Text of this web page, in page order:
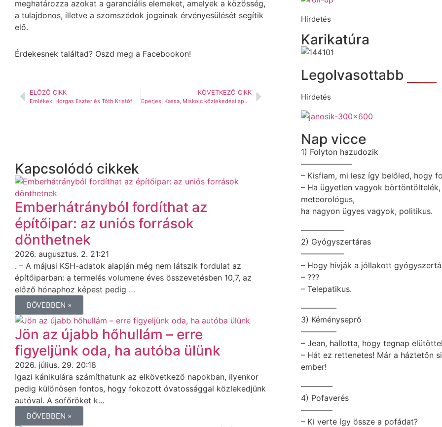
meghatározza azokat a garanciális elemeket, amelyek a közösség,
a tulajdonos, illetve a szomszédok jogainak érvényesülését segítik
elő.
Érdekesnek találtad? Oszd meg a Facebookon!
ELŐZŐ CIKK
Emlékek: Horgas Eszter és Tóth Kristóf
KÖVETKEZŐ CIKK
Eperjes, Kassa, Miskolc közlekedési sporttalálkozója
Kapcsolódó cikkek
Emberhátrányból fordíthat az
építőipar: az uniós források
dönthetnek
2026. augusztus. 2. 21:21
. – A májusi KSH-adatok alapján még nem látszik fordulat az
építőiparban: a termelés volumene éves összevetésben 10,7, az
előző hónaphoz képest pedig …
BŐVEBBEN »
Jön az újabb hőhullám – erre
figyeljünk oda, ha autóba ülünk
2026. július. 29. 20:18
Igazi kánikulára számíthatunk az elkövetkező napokban, ilyenkor
pedig különösen fontos, hogy fokozott óvatossággal közlekedjünk
autóval. A sofőröket k…
BŐVEBBEN »
Hirdetés
Karikatúra
Legolvasottabb
Hirdetés
Nap vicce
1) Folyton hazudozik
——————–
– Kisfiam, mi lesz így belőled, hogy
– Ha ügyetlen vagyok
meteorológus,
ha nagyon ügyes vagyok, politikus.
—————–
2) Gyógyszertáras
—————–
– Hogy hívják a jóllakott
– ???
– Telepatikus.
————–
3) Kéményseprő
————–
– Jean, hallotta, hogy tegnap
– Hát ez rettenetes! Már a háztetőn
ember!
————
4) Pofaverés
————
– Ki verte így össze a pofádat?